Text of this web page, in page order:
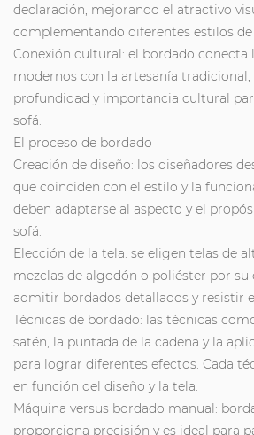
declaración, mejorando el atractivo
complementando diferentes estilos
Conexión cultural: el bordado conecta
modernos con la artesanía
profundidad y importancia cultural
sofá.
El proceso de bordado
Creación de diseño: los diseñadores
que coinciden con el estilo y la
deben adaptarse al aspecto y el
sofá.
Elección de la tela: se eligen telas de
mezclas de algodón o poliéster por su
admitir bordados detallados y resistir
Técnicas de bordado: las técnicas
satén, la puntada de la cadena y la
para lograr diferentes efectos. Cada
en función del diseño y la tela.
Máquina versus bordado manual:
proporciona precisión y es ideal para